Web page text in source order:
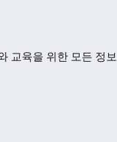
교육을 위한 모든 정보